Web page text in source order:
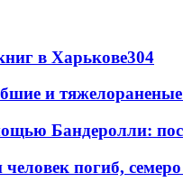
в Харькове304
и
Бандеролли:
погиб,